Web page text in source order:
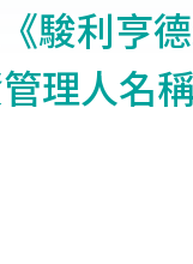
駿利亨
理人名